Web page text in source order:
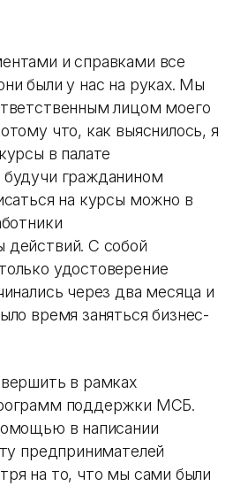
и справками все
были у нас на руках. Мы
лицом моего
что, как выяснилось, я
в палате
гражданином
на курсы можно в
действий. С собой
удостоверение
через два месяца и
время заняться бизнес-
в рамках
поддержки МСБ.
в написании
предпринимателей
на то, что мы сами были